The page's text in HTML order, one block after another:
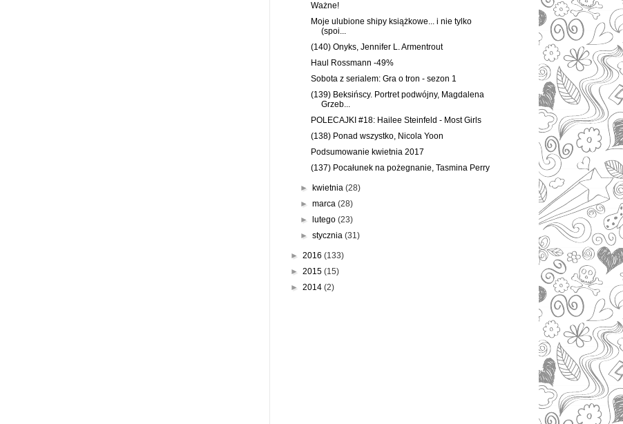
Ważne!
Moje ulubione shipy książkowe... i nie tylko
(spoi...
(140) Onyks, Jennifer L. Armentrout
Haul Rossmann -49%
Sobota z serialem: Gra o tron - sezon 1
(139) Beksińscy. Portret podwójny, Magdalena
Grzeb...
POLECAJKI #18: Hailee Steinfeld - Most Girls
(138) Ponad wszystko, Nicola Yoon
Podsumowanie kwietnia 2017
(137) Pocałunek na pożegnanie, Tasmina Perry
► kwietnia(28)
►marca(28)
►
lutego(23)
►stycznia(31)
► 2016 (133)
► 2015 (15)
► 2014 (2)